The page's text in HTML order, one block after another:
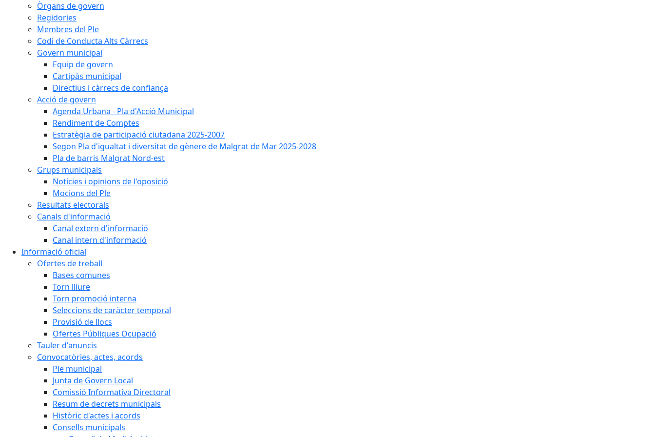
Òrgans de govern
Regidories
Membres del Ple
Codi de Conducta Alts Càrrecs
Govern municipal
Equip de govern
Cartipàs municipal
Directius i càrrecs de confiança
Acció de govern
Agenda Urbana - Pla d'Acció Municipal
Rendiment de Comptes
Estratègia de participació ciutadana 2025-2007
Segon Pla d'igualtat i diversitat de gènere de Malgrat de Mar 2025-2028
Pla de barris Malgrat Nord-est
Grups municipals
Notícies i opinions de l'oposició
Mocions del Ple
Resultats electorals
Canals d'informació
Canal extern d'informació
Canal intern d'informació
Informació oficial
Ofertes de treball
Bases comunes
Torn lliure
Torn promoció interna
Seleccions de caràcter temporal
Provisió de llocs
Ofertes Públiques Ocupació
Tauler d'anuncis
Convocatòries, actes, acords
Ple municipal
Junta de Govern Local
Comissió Informativa Directoral
Resum de decrets municipals
Històric d'actes i acords
Consells municipals